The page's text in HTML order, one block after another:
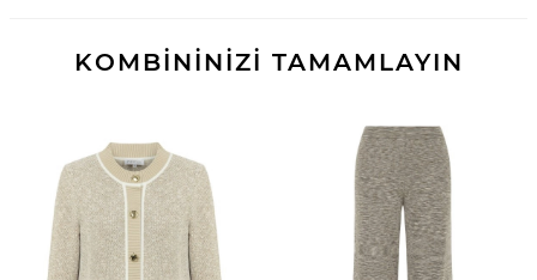
KOMBİNİNİZİ TAMAMLAYIN